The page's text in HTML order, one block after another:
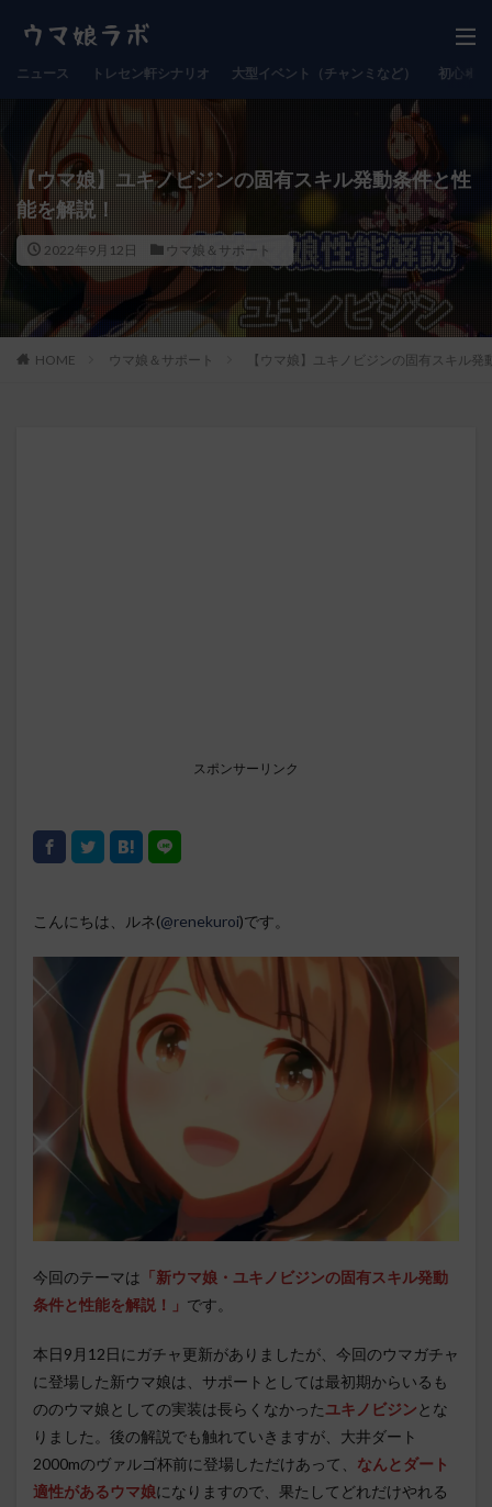
ニュース トレセン軒シナリオ 大型イベント（チャンミなど） 初心者
【ウマ娘】ユキノビジンの固有スキル発動条件と性
能を解説！
2022年9月12日 ウマ娘＆サポート
HOME ウマ娘＆サポート 【ウマ娘】ユキノビジンの固有スキル
スポンサーリンク
こんにちは、ルネ(@renekuroi)です。
今回のテーマは 「新ウマ娘・ユキノビジンの固有スキル発動
条件と性能を解説！」 です。
本日9月12日にガチャ更新がありましたが、今回のウマガチャ
に登場した新ウマ娘は、サポートとしては最初期からいるも
ののウマ娘としての実装は長らくなかったユキノビジンとな
りました。後の解説でも触れていきますが、大井ダート
2000mのヴァルゴ杯前に登場しただけあって、 なんとダート
適性があるウマ娘になりますので、果たしてどれだけやれる